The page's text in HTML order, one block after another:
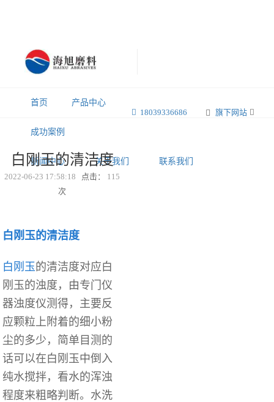
旗下网站
18039336686
首页 产品中心
成功案例
新闻中心 关于我们 联系我们
白刚玉的清洁度
2022-06-23 17:58:18 点击： 115
次
白刚玉的清洁度
白刚玉的清洁度对应白
刚玉的浊度，由专门仪
器浊度仪测得，主要反
应颗粒上附着的细小粉
尘的多少，简单目测的
话可以在白刚玉中倒入
纯水搅拌，看水的浑浊
程度来粗略判断。水洗